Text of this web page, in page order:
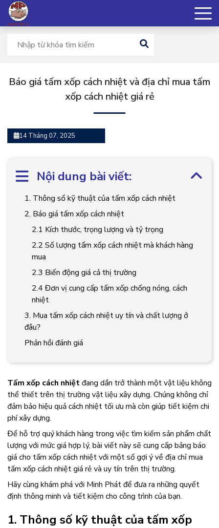
Báo giá tấm xốp cách nhiệt và địa chỉ mua tấm
xốp cách nhiệt giá rẻ
14 Tháng 07, 2025
Nội dung bài viết:
1. Thông số kỹ thuật của tấm xốp cách nhiệt
2. Báo giá tấm xốp cách nhiệt
2.1 Kích thước, trọng lượng và tỷ trọng
2.2 Số lượng tấm xốp cách nhiệt mà khách hàng
mua
2.3 Biến động giá cả thị trường
2.4 Đơn vị cung cấp tấm xốp chống nóng, cách
nhiệt
3. Mua tấm xốp cách nhiệt uy tín và chất lượng ở
đâu?
Phản hồi đánh giá
Tấm xốp cách nhiệtđang dần trở thành một vật liệu không
thể thiết trên thị trường vật liệu xây dựng. Chúng không chỉ
đảm bảo hiệu quả cách nhiệt tối ưu mà còn giúp tiết kiệm chi
phí xây dựng.
Để hỗ trợ quý khách hàng trong việc tìm kiếm sản phẩm chất
lượng với mức giá hợp lý, bài viết này sẽ cung cấp bảng báo
giá cho tấm xốp cách nhiệtvới một số gợi ý về địa chỉ mua
tấm xốp cách nhiệt giá rẻ và uy tín trên thị trường.
Hãy cùng khám phá với Minh Phát để đưa ra những quyết
định thông minh và tiết kiệm cho công trình của bạn.
1. Thông số kỹ thuật của tấm xốp